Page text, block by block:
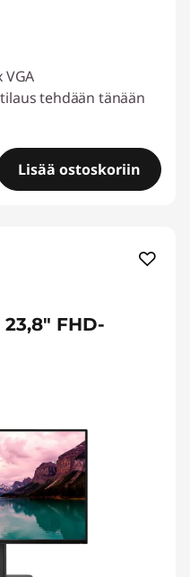
VGA
tehdään tänään
Lisää ostoskoriin
FHD-